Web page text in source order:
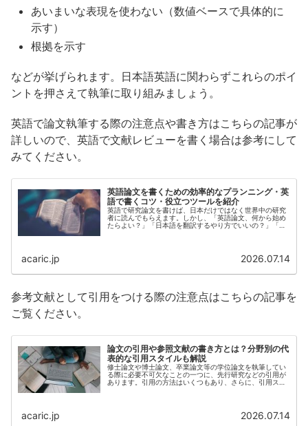
あいまいな表現を使わない（数値ベースで具体的に
示す）
根拠を示す
などが挙げられます。日本語英語に関わらずこれらのポイ
ントを押さえて執筆に取り組みましょう。
英語で論文執筆する際の注意点や書き方はこちらの記事が
詳しいので、英語で文献レビューを書く場合は参考にして
みてください。
英語論文を書くための効率的なプランニング・英
語で書くコツ・役立つツールを紹介
英語で研究論文を書けば、日本だけではなく世界中の研究
者に読んでもらえます。しかし、「英語論文、何から始め
たらよい？」「日本語を翻訳するやり方でいいの？」「お
acaric.jp 2026.07.14
参考文献として引用をつける際の注意点はこちらの記事を
ご覧ください。
論文の引用や参照文献の書き方とは？分野別の代
表的な引用スタイルも解説
修士論文や博士論文、卒業論文等の学位論文を執筆してい
る際に必要不可欠なことの一つに、先行研究などの引用が
あります。引用の方法はいくつもあり、さらに、引用スタ
acaric.jp 2026.07.14